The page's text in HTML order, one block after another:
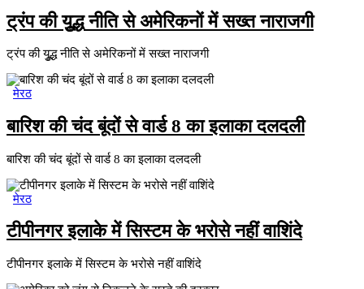
ट्रंप की युूद्ध नीति से अमेरिकनों में सख्त नाराजगी
ट्रंप की युूद्ध नीति से अमेरिकनों में सख्त नाराजगी
मेरठ
बारिश की चंद बूंदों से वार्ड 8 का इलाका दलदली
बारिश की चंद बूंदों से वार्ड 8 का इलाका दलदली
मेरठ
टीपीनगर इलाके में सिस्टम के भरोसे नहीं वाशिंदे
टीपीनगर इलाके में सिस्टम के भरोसे नहीं वाशिंदे